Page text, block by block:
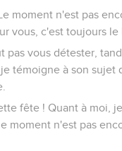
moment n'est pas
vous, c'est toujours le
pas vous détester,
témoigne à son sujet
fête ! Quant à moi,
moment n'est pas